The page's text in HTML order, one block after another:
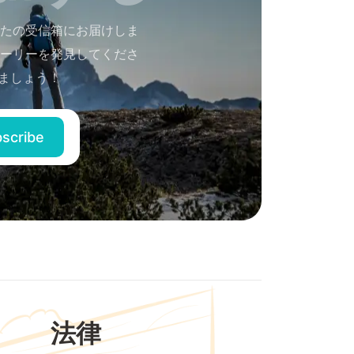
の受信箱にお届けしま
リーを発見してくださ
しょう！
法律